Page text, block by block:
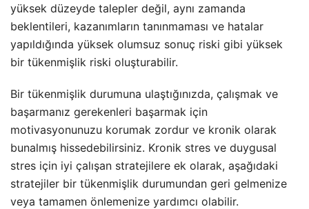
yüksek düzeyde talepler değil, aynı zamanda
beklentileri, kazanımların tanınmaması ve hatalar
yapıldığında yüksek olumsuz sonuç riski gibi yüksek
bir tükenmişlik riski oluşturabilir.
Bir tükenmişlik durumuna ulaştığınızda, çalışmak ve
başarmanız gerekenleri başarmak için
motivasyonunuzu korumak zordur ve kronik olarak
bunalmış hissedebilirsiniz. Kronik stres ve duygusal
stres için iyi çalışan stratejilere ek olarak, aşağıdaki
stratejiler bir tükenmişlik durumundan geri gelmenize
veya tamamen önlemenize yardımcı olabilir.